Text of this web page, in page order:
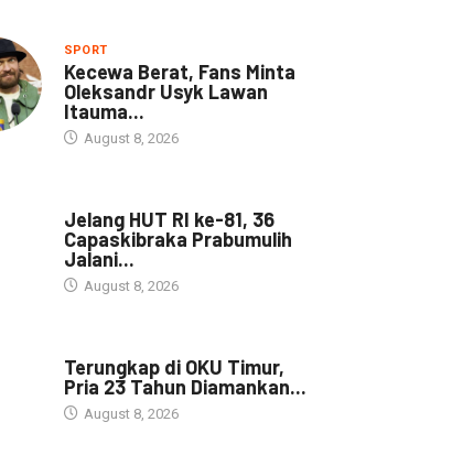
SPORT
Kecewa Berat, Fans Minta
Oleksandr Usyk Lawan
Itauma...
August 8, 2026
Jelang HUT RI ke-81, 36
Capaskibraka Prabumulih
Jalani...
August 8, 2026
Terungkap di OKU Timur,
Pria 23 Tahun Diamankan...
August 8, 2026